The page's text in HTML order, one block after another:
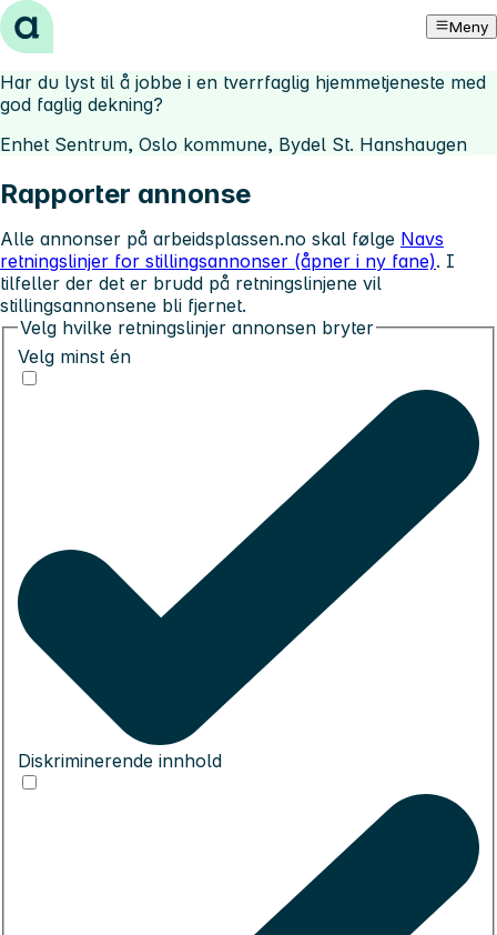
Hopp til innhold Meny
Har du lyst til å jobbe i en tverrfaglig hjemmetjeneste med
god faglig dekning?
Enhet Sentrum, Oslo kommune, Bydel St. Hanshaugen
Rapporter annonse
Alle annonser på arbeidsplassen.no skal følge Navs
retningslinjer for stillingsannonser (åpner i ny fane). I
tilfeller der det er brudd på retningslinjene vil
stillingsannonsene bli fjernet.
Velg hvilke retningslinjer annonsen bryter
Velg minst én
Diskriminerende innhold